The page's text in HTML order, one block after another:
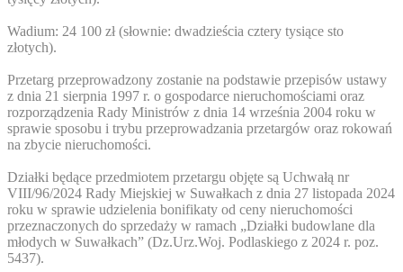
Wadium: 24 100 zł (słownie: dwadzieścia cztery tysiące sto
złotych).
Przetarg przeprowadzony zostanie na podstawie przepisów ustawy
z dnia 21 sierpnia 1997 r. o gospodarce nieruchomościami oraz
rozporządzenia Rady Ministrów z dnia 14 września 2004 roku w
sprawie sposobu i trybu przeprowadzania przetargów oraz rokowań
na zbycie nieruchomości.
Działki będące przedmiotem przetargu objęte są Uchwałą nr
VIII/96/2024 Rady Miejskiej w Suwałkach z dnia 27 listopada 2024
roku w sprawie udzielenia bonifikaty od ceny nieruchomości
przeznaczonych do sprzedaży w ramach „Działki budowlane dla
młodych w Suwałkach” (Dz.Urz.Woj. Podlaskiego z 2024 r. poz.
5437).